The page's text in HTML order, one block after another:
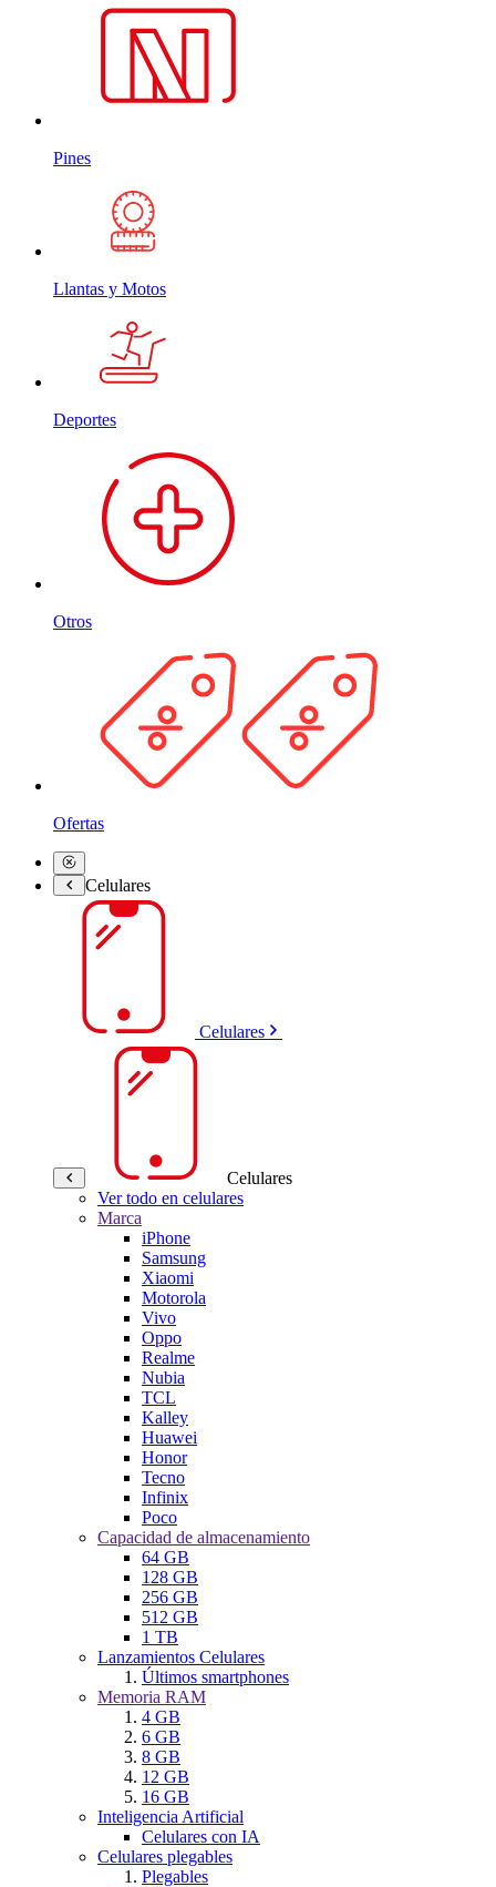
Pines
Llantas y Motos
Deportes
Otros
Ofertas
Celulares
Celulares
Celulares
Ver todo en celulares
Marca
iPhone
Samsung
Xiaomi
Motorola
Vivo
Oppo
Realme
Nubia
TCL
Kalley
Huawei
Honor
Tecno
Infinix
Poco
Capacidad de almacenamiento
64 GB
128 GB
256 GB
512 GB
1 TB
Lanzamientos Celulares
Últimos smartphones
Memoria RAM
4 GB
6 GB
8 GB
12 GB
16 GB
Inteligencia Artificial
Celulares con IA
Celulares plegables
Plegables